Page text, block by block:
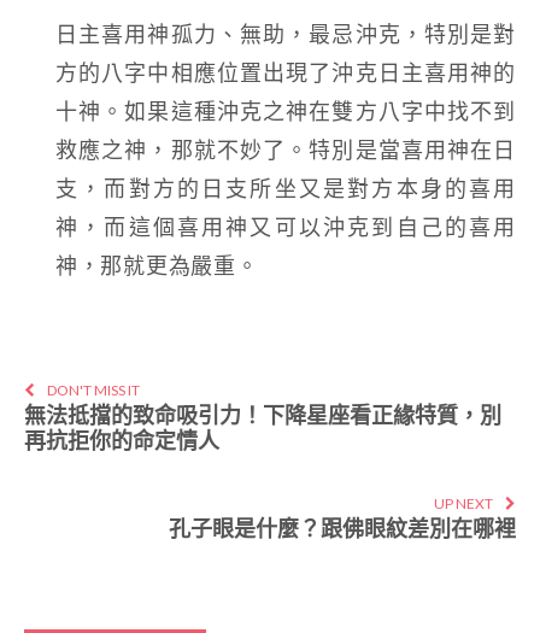
日主喜用神孤力、無助，最忌沖克，特別是對
方的八字中相應位置出現了沖克日主喜用神的
十神。如果這種沖克之神在雙方八字中找不到
救應之神，那就不妙了。特別是當喜用神在日
支，而對方的日支所坐又是對方本身的喜用
神，而這個喜用神又可以沖克到自己的喜用
神，那就更為嚴重。
DON'T MISS IT
無法抵擋的致命吸引力！下降星座看正緣特質，別
再抗拒你的命定情人
UP NEXT
孔子眼是什麼？跟佛眼紋差別在哪裡